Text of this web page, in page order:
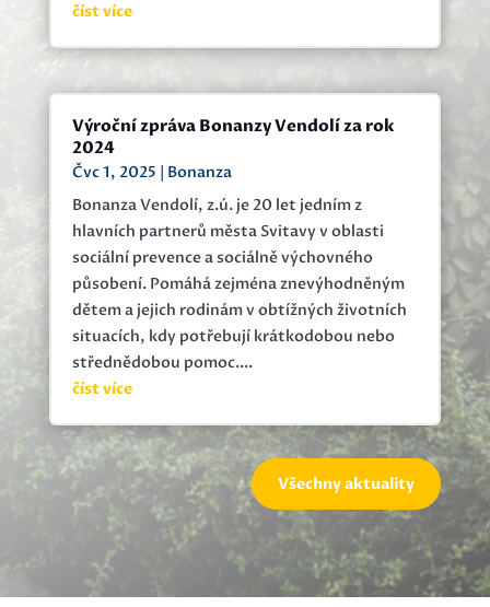
číst více
Výroční zpráva Bonanzy Vendolí za rok
2024
Čvc 1, 2025
Bonanza
Bonanza Vendolí, z.ú. je 20 let jedním z
hlavních partnerů města Svitavy v oblasti
sociální prevence a sociálně výchovného
působení. Pomáhá zejména znevýhodněným
dětem a jejich rodinám v obtížných životních
situacích, kdy potřebují krátkodobou nebo
střednědobou pomoc....
číst více
Všechny aktuality